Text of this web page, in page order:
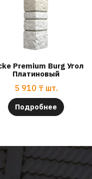
Premium Burg Угол
Платиновый
5 910 ₸ шт.
Подробнее